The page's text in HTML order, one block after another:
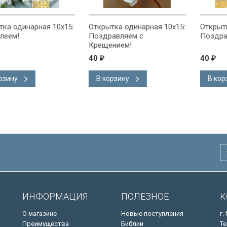
10x15:
Открытка одинарная 10x15:
Поздравляем с
Крещением!
Открытка
Поздравляем!
ИНФОРМАЦИЯ
О магазине
Преимущества
ПОЛЕЗНОЕ
Новые поступления
Библии
г.